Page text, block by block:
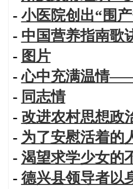
- 小医院创出“围
- 中国营养指南歌
- 图片
-心中充满温情
- 同志情
- 改进农村思想政
- 为了安慰活着的
- 渴望求学少女的
- 德兴县领导者以